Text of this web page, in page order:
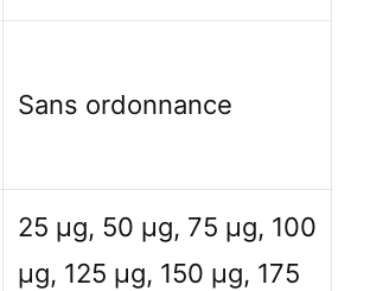
Sans ordonnance
25 µg, 50 µg, 75 µg, 100
µg, 125 µg, 150 µg, 175